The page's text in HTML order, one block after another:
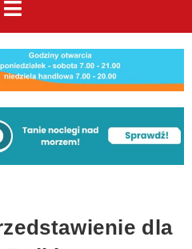
dla